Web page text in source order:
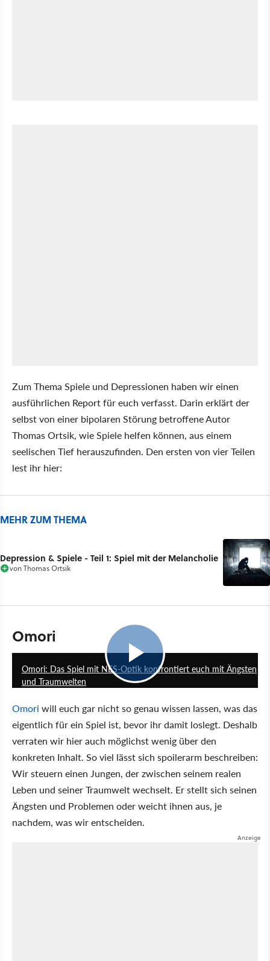
Zum Thema Spiele und Depressionen haben wir einen
ausführlichen Report für euch verfasst. Darin erklärt der
selbst von einer bipolaren Störung betroffene Autor
Thomas Ortsik, wie Spiele helfen können, aus einem
seelischen Tief herauszufinden. Den ersten von vier Teilen
lest ihr hier:
MEHR ZUM THEMA
Depression & Spiele - Teil 1: Spiel mit der Melancholie
vonThomas Ortsik
Omori
Omori: Das Spiel mit NES-Optik konfrontiert euch mit Ängsten
und Traumwelten
Omori will euch gar nicht so genau wissen lassen, was das
eigentlich für ein Spiel ist, bevor ihr damit loslegt. Deshalb
verraten wir hier auch möglichst wenig über den
konkreten Inhalt. So viel lässt sich spoilerarm beschreiben:
Wir steuern einen Jungen, der zwischen seinem realen
Leben und seiner Traumwelt wechselt. Er stellt sich seinen
Ängsten und Problemen oder weicht ihnen aus, je
nachdem, was wir entscheiden.